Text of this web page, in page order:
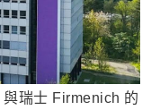
瑞士 Firmenich 的